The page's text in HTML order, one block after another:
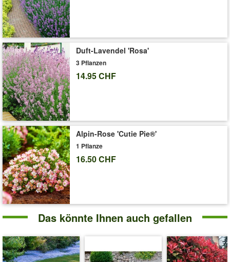
'Maler-Rose® 'Camille Pissarro®''
Duft-Lavendel 'Rosa'
3 Pflanzen
14.95 CHF
Alpin-Rose 'Cutie Pie®'
1 Pflanze
16.50 CHF
Das könnte Ihnen auch gefallen